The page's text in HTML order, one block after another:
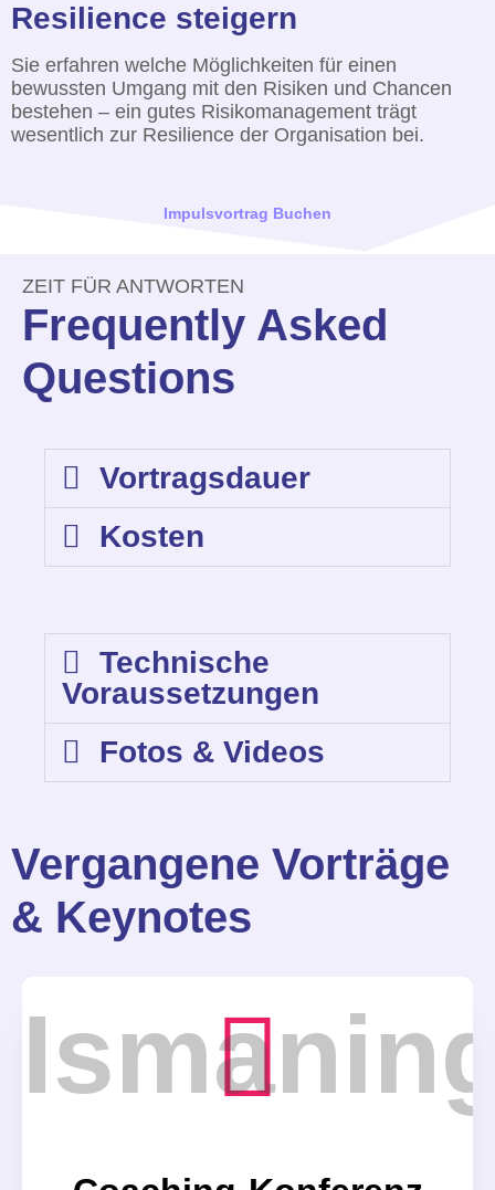
Resilience steigern
Sie erfahren welche Möglichkeiten für einen
bewussten Umgang mit den Risiken und Chancen
bestehen – ein gutes Risikomanagement trägt
wesentlich zur Resilience der Organisation bei.
Impulsvortrag Buchen
ZEIT FÜR ANTWORTEN
Frequently Asked
Questions
Vortragsdauer
Kosten
Technische
Voraussetzungen
Fotos & Videos
Vergangene Vorträge
& Keynotes